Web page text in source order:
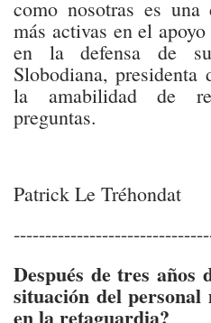
como nosotras es una
más activas en el
en la defensa de
Slobodiana,
la amabilidad de
preguntas.
Patrick Le Tréhondat
Después de tres años
situación del